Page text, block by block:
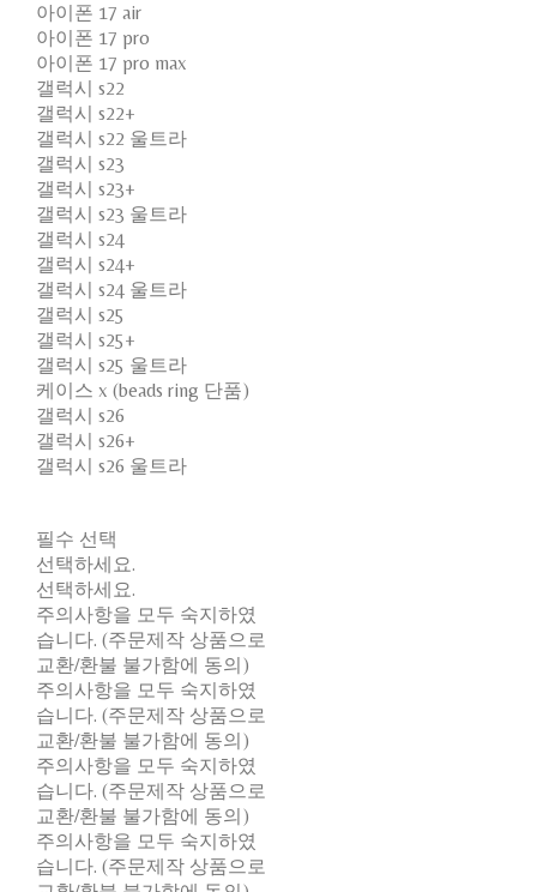
아이폰 17 air
아이폰 17 pro
아이폰 17 pro max
갤럭시 s22
갤럭시 s22+
갤럭시 s22 울트라
갤럭시 s23
갤럭시 s23+
갤럭시 s23 울트라
갤럭시 s24
갤럭시 s24+
갤럭시 s24 울트라
갤럭시 s25
갤럭시 s25+
갤럭시 s25 울트라
케이스 x (beads ring 단품)
갤럭시 s26
갤럭시 s26+
갤럭시 s26 울트라
필수 선택
선택하세요.
선택하세요.
주의사항을 모두 숙지하였
습니다. (주문제작 상품으로
교환/환불 불가함에 동의)
주의사항을 모두 숙지하였
습니다. (주문제작 상품으로
교환/환불 불가함에 동의)
주의사항을 모두 숙지하였
습니다. (주문제작 상품으로
교환/환불 불가함에 동의)
주의사항을 모두 숙지하였
습니다. (주문제작 상품으로